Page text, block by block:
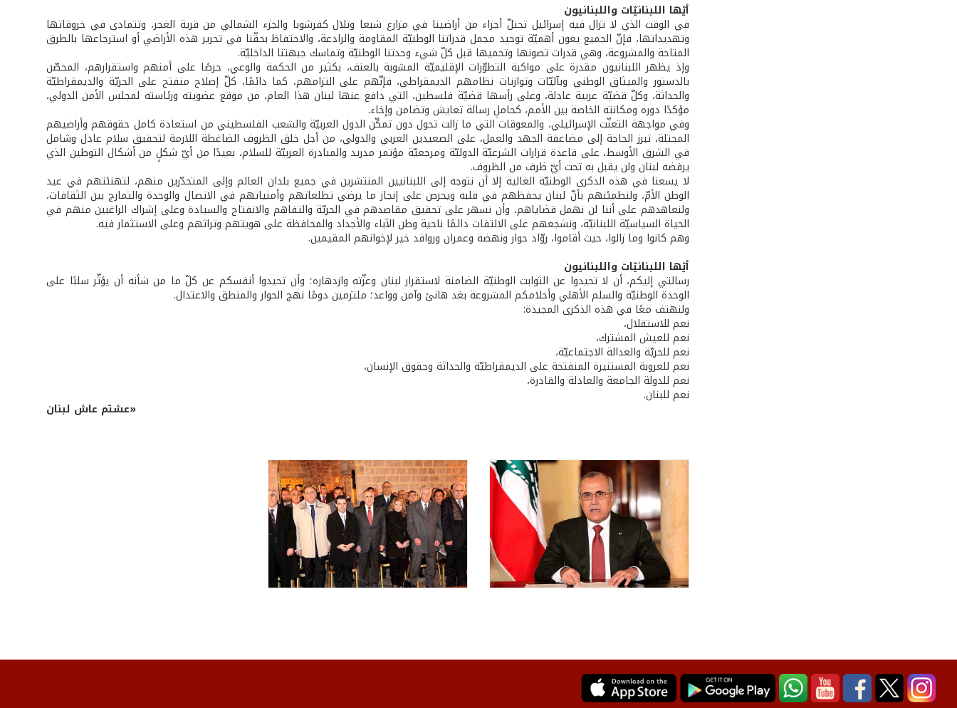
أيّها اللبنانيّات واللبنانيون
في الوقت الذي لا تزال فيه إسرائيل تحتلّ أجزاء من أراضينا في مزارع شبعا وتلال كفرشوبا والجزء الشمالي من قرية الغجر، وتتمادى في خروقاتها
وتهديداتها، فإنّ الجميع يعون أهميّة توحيد مجمل قدراتنا الوطنيّة المقاومة والرادعة، والاحتفاظ بحقّنا في تحرير هذه الأراضي أو استرجاعها بالطرق
المتاحة والمشروعة، وهي قدرات تصونها وتحميها قبل كلّ شيء وحدتنا الوطنيّة وتماسك جبهتنا الداخليّة.
وإذ يظهر اللبنانيون مقدرة على مواكبة التطوّرات الإقليميّة المشوبة بالعنف، بكثير من الحكمة والوعي، حرصًا على أمنهم واستقرارهم، المحصّن
بالدستور والميثاق الوطني وبآليّات وتوازنات نظامهم الديمقراطي، فإنّهم على التزامهم، كما دائمًا، كلّ إصلاح منفتح على الحريّة والديمقراطيّة
والحداثة، وكلّ قضيّة عربية عادلة، وعلى رأسها قضيّة فلسطين، التي دافع عنها لبنان هذا العام، من موقع عضويته ورئاسته لمجلس الأمن الدولي،
مؤكدًا دوره ومكانته الخاصة بين الأمم، كحاملِ رسالة تعايش وتضامن وإخاء.
وفي مواجهة التعنّت الإسرائيلي، والمعوقات التي ما زالت تحول دون تمكّن الدول العربيّة والشعب الفلسطيني من استعادة كامل حقوقهم وأراضيهم
المحتلة، تبرز الحاجة إلى مضاعفة الجهد والعمل، على الصعيدين العربي والدولي، من أجل خلق الظروف الضاغطة اللازمة لتحقيق سلام عادل وشامل
في الشرق الأوسط، على قاعدة قرارات الشرعيّة الدوليّة ومرجعيّة مؤتمر مدريد والمبادرة العربيّة للسلام، بعيدًا من أيّ شكلٍ من أشكال التوطين الذي
يرفضه لبنان ولن يقبل به تحت أيّ ظرف من الظروف.
لا يسعنا في هذه الذكرى الوطنيّة الغالية إلا أن نتوجه إلى اللبنانيين المنتشرين في جميع بلدان العالم وإلى المتحدّرين منهم، لتهنئتهم في عيد
الوطن الأمّ، ولنطمئنهم بأنّ لبنان يحفظهم في قلبه ويحرص على إنجاز ما يرضي تطلعاتهم وأمنياتهم في الاتصال والوحدة والتمازج بين الثقافات،
ولنعاهدهم على أننا لن نهمل قضاياهم، وأن نسهر على تحقيق مقاصدهم في الحريّة والتفاهم والانفتاح والسيادة وعلى إشراك الراغبين منهم في
الحياة السياسيّة اللبنانيّة، ونشجعهم على الالتفات دائمًا ناحية وطن الآباء والأجداد والمحافظة على هويتهم وتراثهم وعلى الاستثمار فيه.
وهم كانوا وما زالوا، حيث أقاموا، روّاد حوار ونهضة وعمران وروافد خير لإخوانهم المقيمين.
أيّها اللبنانيّات واللبنانيون
رسالتي إليكم، أن لا تحيدوا عن الثوابت الوطنيّة الضامنة لاستقرار لبنان وعزّته وازدهاره؛ وأن تحيدوا أنفسكم عن كلّ ما من شأنه أن يؤثّر سلبًا على
الوحدة الوطنيّة والسلم الأهلي وأحلامكم المشروعة بغد هانئ وآمن وواعد؛ ملتزمين دومًا نهج الحوار والمنطق والاعتدال.
ولنهتف معًا في هذه الذكرى المجيدة:
نعم للاستقلال،
نعم للعيش المشترك،
نعم للحريّة والعدالة الاجتماعيّة،
نعم للعروبة المستنيرة المنفتحة على الديمقراطيّة والحداثة وحقوق الإنسان،
نعم للدولة الجامعة والعادلة والقادرة،
نعم للبنان.
عشتم عاش لبنان»